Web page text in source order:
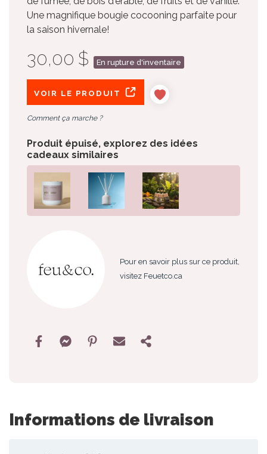
Une magnifique bougie cocooning parfaite pour
la saison hivernale!
30,00 $ En rupture d'inventaire
VOIR LE PRODUIT
Comment ça marche ?
Produit épuisé, explorez des idées
cadeaux similaires
Pour en savoir plus sur ce produit,
visitez Feuetco.ca
Informations de livraison